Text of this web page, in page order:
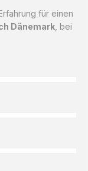
für einen
Dänemark , bei